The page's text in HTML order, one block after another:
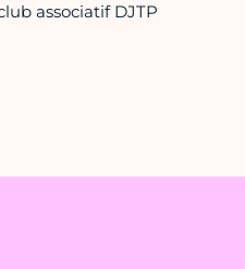
associatif DJTP